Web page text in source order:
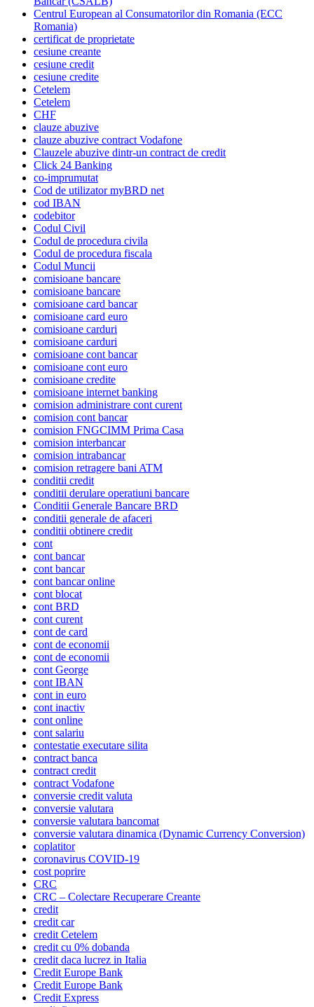
Centrul European al Consumatorilor din Romania (ECC
Romania)
certificat de proprietate
cesiune creante
cesiune credit
cesiune credite
Cetelem
Cetelem
CHF
clauze abuzive
clauze abuzive contract Vodafone
Clauzele abuzive dintr-un contract de credit
Click 24 Banking
co-imprumutat
Cod de utilizator myBRD net
cod IBAN
codebitor
Codul Civil
Codul de procedura civila
Codul de procedura fiscala
Codul Muncii
comisioane bancare
comisioane bancare
comisioane card bancar
comisioane card euro
comisioane carduri
comisioane carduri
comisioane cont bancar
comisioane cont euro
comisioane credite
comisioane internet banking
comision administrare cont curent
comision cont bancar
comision FNGCIMM Prima Casa
comision interbancar
comision intrabancar
comision retragere bani ATM
conditii credit
conditii derulare operatiuni bancare
Conditii Generale Bancare BRD
conditii generale de afaceri
conditii obtinere credit
cont
cont bancar
cont bancar
cont bancar online
cont blocat
cont BRD
cont curent
cont de card
cont de economii
cont de economii
cont George
cont IBAN
cont in euro
cont inactiv
cont online
cont salariu
contestatie executare silita
contract banca
contract credit
contract Vodafone
conversie credit valuta
conversie valutara
conversie valutara bancomat
conversie valutara dinamica (Dynamic Currency Conversion)
coplatitor
coronavirus COVID-19
cost poprire
CRC
CRC – Colectare Recuperare Creante
credit
credit car
credit Cetelem
credit cu 0% dobanda
credit daca lucrez in Italia
Credit Europe Bank
Credit Europe Bank
Credit Express